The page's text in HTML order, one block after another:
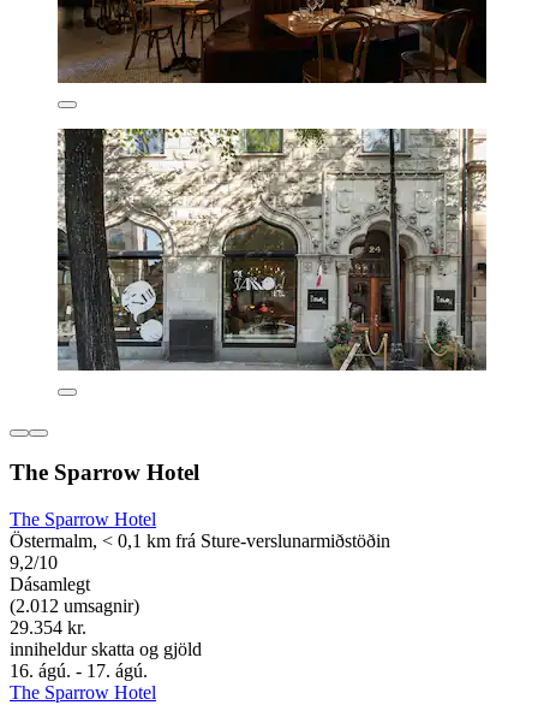
The Sparrow Hotel
The Sparrow Hotel
Östermalm, < 0,1 km frá Sture-verslunarmiðstöðin
9,2/10
Dásamlegt
(2.012 umsagnir)
29.354 kr.
inniheldur skatta og gjöld
16. ágú. - 17. ágú.
The Sparrow Hotel